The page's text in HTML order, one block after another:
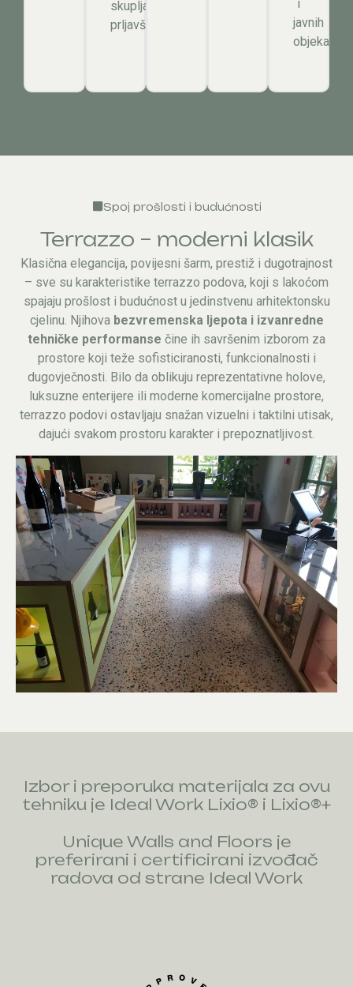
skuplja
prljavština
i
javnih
objekata
Spoj prošlosti i budućnosti
Terrazzo – moderni klasik
Klasična elegancija, povijesni šarm, prestiž i dugotrajnost
– sve su karakteristike terrazzo podova, koji s lakoćom
spajaju prošlost i budućnost u jedinstvenu arhitektonsku
cjelinu. Njihova bezvremenska ljepota i izvanredne
tehničke performanse čine ih savršenim izborom za
prostore koji teže sofisticiranosti, funkcionalnosti i
dugovječnosti. Bilo da oblikuju reprezentativne holove,
luksuzne enterijere ili moderne komercijalne prostore,
terrazzo podovi ostavljaju snažan vizuelni i taktilni utisak,
dajući svakom prostoru karakter i prepoznatljivost.
Izbor i preporuka materijala za ovu
tehniku je Ideal Work Lixio® i Lixio®+
Unique Walls and Floors je
preferirani i certificirani izvođač
radova od strane Ideal Work